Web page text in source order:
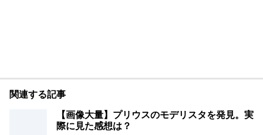
関連する記事
【画像大量】プリウスのモデリスタを発見。実
際に見た感想は？